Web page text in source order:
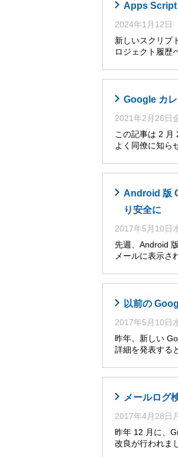
Apps Script
2024年1月12日
新しいスクリプ
ロジェクト履歴
Google カ
2021年2月26日
この記事は 2
よく同僚に知ら
Android 版
り安全に
2017年5月10日
先週、Android
メールに表示
以前の
2017年5月10日
昨年、新しい
詳細を発表する
メールログ
2017年4月28日
昨年 12 月に、
改良が行われま